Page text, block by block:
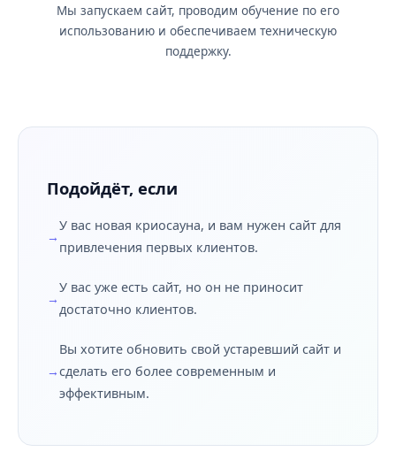
Мы запускаем сайт, проводим обучение по его
использованию и обеспечиваем техническую
поддержку.
Подойдёт, если
У вас новая криосауна, и вам нужен сайт для
привлечения первых клиентов.
У вас уже есть сайт, но он не приносит
достаточно клиентов.
Вы хотите обновить свой устаревший сайт и
сделать его более современным и
эффективным.